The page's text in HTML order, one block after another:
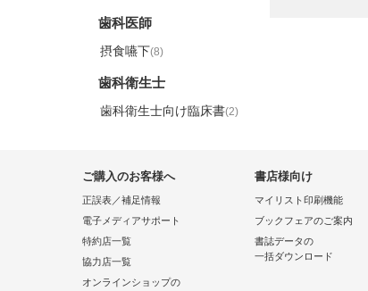
歯科医師
摂食嚥下(8)
歯科衛生士
歯科衛生士向け臨床書(2)
ご購入のお客様へ
正誤表／補足情報
電子メディアサポート
特約店一覧
協力店一覧
オンラインショップの
書店様向け
マイリスト印刷機能
ブックフェアのご案内
書誌データの
一括ダウンロード